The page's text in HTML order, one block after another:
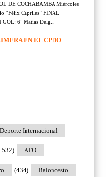
DE COCHABAMBA Miércoles
“Félix Capriles” FINAL
6´ Matias Delg...
EN EL CPDO
Deporte Internacional
AFO
Baloncesto
(434)